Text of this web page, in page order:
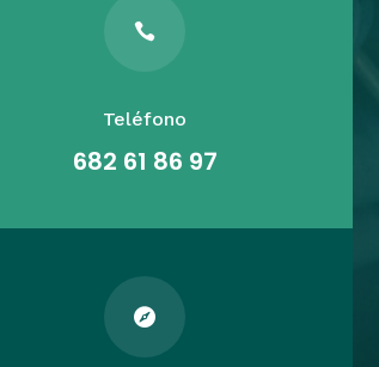

Teléfono
682 61 86 97
